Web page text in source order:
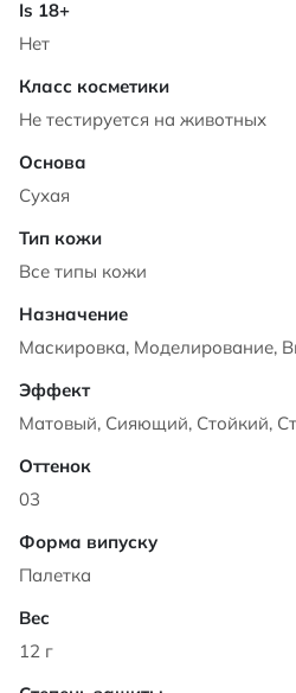
Нет
Не тестируется на животных
Сухая
Все типы кожи
Маскировка, Моделирование,
Матовый, Сияющий, Стойкий,
03
Палетка
12 г